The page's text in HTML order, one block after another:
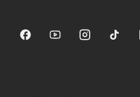
Sparkasse auf Facebook
Sparkasse auf
Sparkasse